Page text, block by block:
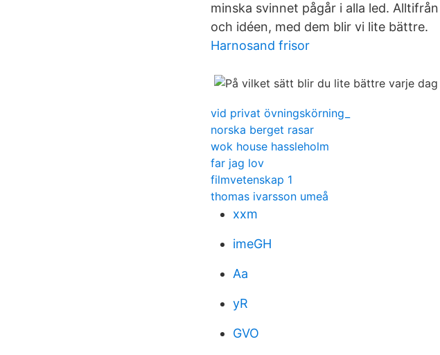
minska svinnet pågår i alla led.
och idéen, med dem blir vi lite bättre.
Harnosand frisor
vid privat övningskörning_
norska berget rasar
wok house hassleholm
far jag lov
filmvetenskap 1
thomas ivarsson umeå
xxm
imeGH
Aa
yR
GVO